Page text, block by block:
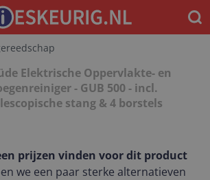
Elektrische Oppervlakte- en
- GUB 500 - incl.
stang & 4 borstels
prijzen vinden voor dit product
we een paar sterke alternatieven